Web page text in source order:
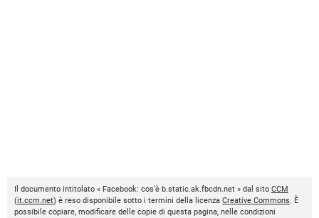
Il documento intitolato « Facebook: cos’è b.static.ak.fbcdn.net » dal sito CCM
(it.ccm.net) è reso disponibile sotto i termini della licenza Creative Commons . È
possibile copiare, modificare delle copie di questa pagina, nelle condizioni